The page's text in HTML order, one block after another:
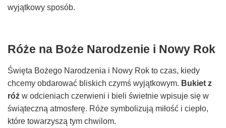
wyjątkowy sposób.
Róże na Boże Narodzenie i Nowy Rok
Święta Bożego Narodzenia i Nowy Rok to czas, kiedy
chcemy obdarować bliskich czymś wyjątkowym. Bukiet z
róż w odcieniach czerwieni i bieli świetnie wpisuje się w
świąteczną atmosferę. Róże symbolizują miłość i ciepło,
które towarzyszą tym chwilom.